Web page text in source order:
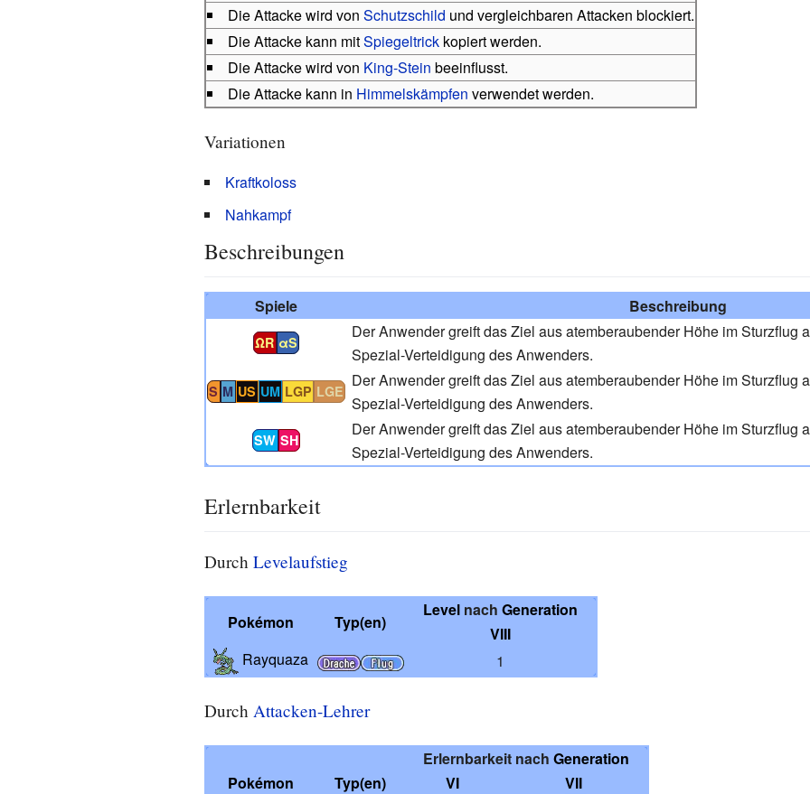
Die Attacke wird von Schutzschild und vergleichbaren Attacken blockiert.
Die Attacke kann mitSpiegeltrickkopiert werden.
Die Attacke wird von King-Stein beeinflusst.
Die Attacke kann in Himmelskämpfen verwendet werden.
Variationen
Kraftkoloss
Nahkampf
Beschreibungen
Spiele Beschreibung
ΩR αS
Der Anwender greift das Ziel aus atemberaubender Höhe im Sturzflug
Spezial-Verteidigung des Anwenders.
S M US UM LGP LGE
Der Anwender greift das Ziel aus atemberaubender Höhe im Sturzflug
Spezial-Verteidigung des Anwenders.
SW SH
Der Anwender greift das Ziel aus atemberaubender Höhe im Sturzflug
Spezial-Verteidigung des Anwenders.
Erlernbarkeit
Durch Levelaufstieg
Pokémon Typ(en)
Levelnach Generation
VIII
Rayquaza
1
Durch Attacken-Lehrer
Pokémon Typ(en)
Erlernbarkeit nach Generation
VI
VII